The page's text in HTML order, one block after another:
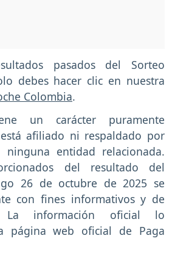
pasados del Sorteo
debes hacer clic en nuestra
Colombia.
un carácter puramente
afiliado ni respaldado por
entidad relacionada.
del resultado del
26 de octubre de 2025 se
con fines informativos y de
La información oficial lo
página web oficial de Paga